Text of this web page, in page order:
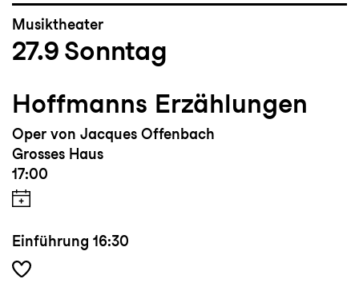
Musiktheater
27.9 Sonntag
Hoffmanns Erzählungen
Oper von Jacques Offenbach
Grosses Haus
17:00
Einführung 16:30